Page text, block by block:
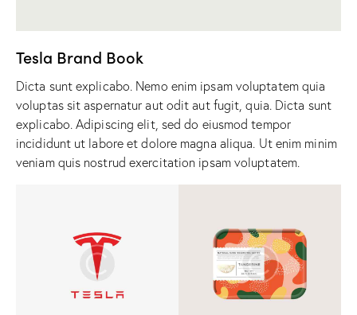
Tesla Brand Book
Dicta sunt explicabo. Nemo enim ipsam voluptatem quia
voluptas sit aspernatur aut odit aut fugit, quia. Dicta sunt
explicabo. Adipiscing elit, sed do eiusmod tempor
incididunt ut labore et dolore magna aliqua. Ut enim minim
veniam quis nostrud exercitation ipsam voluptatem.